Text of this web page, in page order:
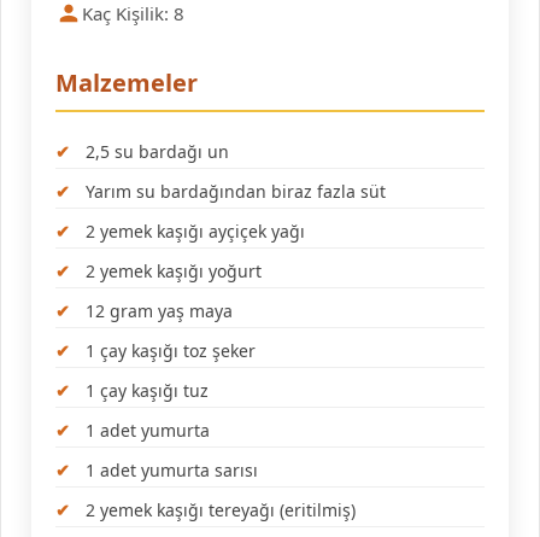
Kaç Kişilik: 8
Malzemeler
2,5 su bardağı un
Yarım su bardağından biraz fazla süt
2 yemek kaşığı ayçiçek yağı
2 yemek kaşığı yoğurt
12 gram yaş maya
1 çay kaşığı toz şeker
1 çay kaşığı tuz
1 adet yumurta
1 adet yumurta sarısı
2 yemek kaşığı tereyağı (eritilmiş)